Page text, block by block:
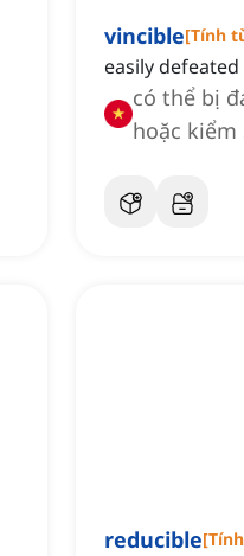
vincible[Tính
easily
có thể bị
hoặc kiểm
reducible[